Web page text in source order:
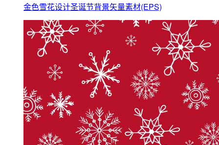
金色雪花设计圣诞节背景矢量素材(EPS)